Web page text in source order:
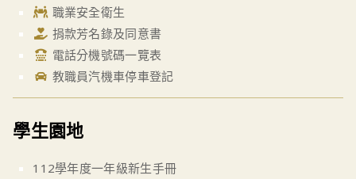
職業安全衛生
捐款芳名錄及同意書
電話分機號碼一覽表
教職員汽機車停車登記
學生園地
112學年度一年級新生手冊